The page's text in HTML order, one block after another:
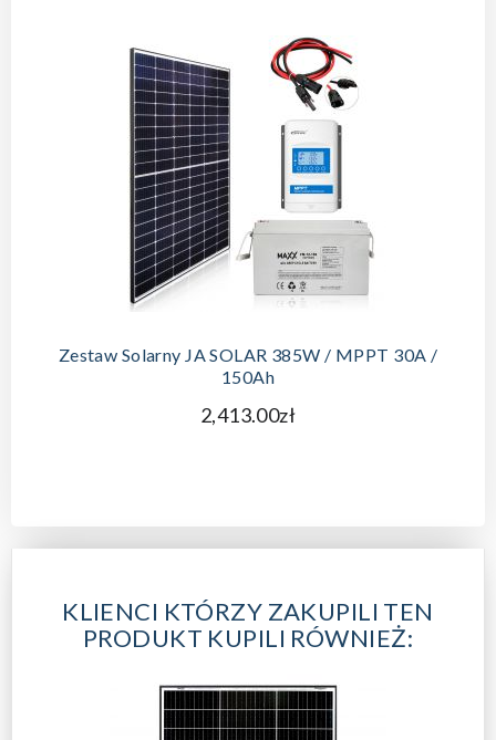
DODAJ DO KOSZYKA
Zestaw Solarny JA SOLAR 385W / MPPT 30A /
150Ah
2,413.00zł
KLIENCI KTÓRZY ZAKUPILI TEN
PRODUKT KUPILI RÓWNIEŻ: